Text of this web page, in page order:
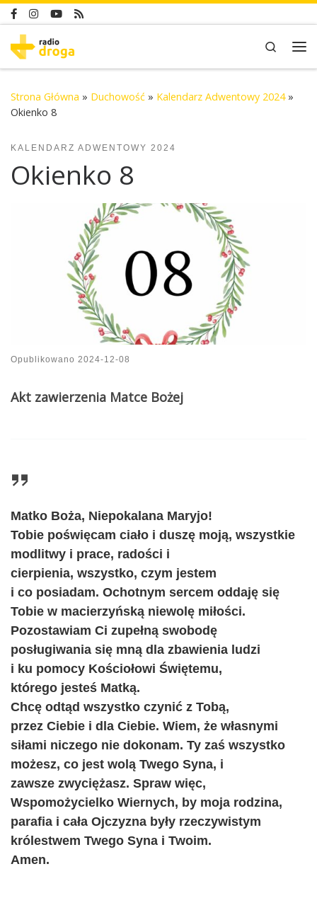
Skip to content
Search
Strona Główna » Duchowość » Kalendarz Adwentowy 2024 »
Okienko 8
KALENDARZ ADWENTOWY 2024
Okienko 8
Opublikowano 2024-12-08
Akt zawierzenia Matce Bożej
Matko Boża, Niepokalana Maryjo!
Tobie poświęcam ciało i duszę moją, wszystkie
modlitwy i prace, radości i
cierpienia, wszystko, czym jestem
i co posiadam. Ochotnym sercem oddaję się
Tobie w macierzyńską niewolę miłości.
Pozostawiam Ci zupełną swobodę
posługiwania się mną dla zbawienia ludzi
i ku pomocy Kościołowi Świętemu,
którego jesteś Matką.
Chcę odtąd wszystko czynić z Tobą,
przez Ciebie i dla Ciebie. Wiem, że własnymi
siłami niczego nie dokonam. Ty zaś wszystko
możesz, co jest wolą Twego Syna, i
zawsze zwyciężasz. Spraw więc,
Wspomożycielko Wiernych, by moja rodzina,
parafia i cała Ojczyzna były rzeczywistym
królestwem Twego Syna i Twoim.
Amen.